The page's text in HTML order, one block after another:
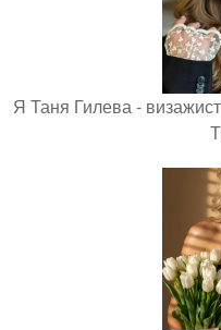
Я Таня Гилева -